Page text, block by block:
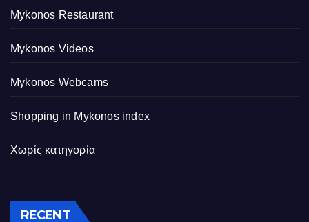
Mykonos Restaurant
Mykonos Videos
Mykonos Webcams
Shopping in Mykonos index
Χωρίς κατηγορία
RECENT